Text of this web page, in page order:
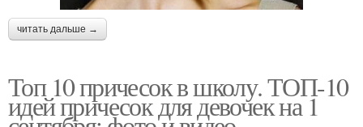
читать дальше →
Топ 10 причесок в школу. ТОП-10
идей причесок для девочек на 1